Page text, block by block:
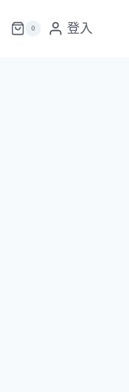
0 登入